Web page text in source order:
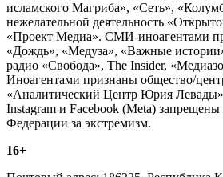
исламского Магриба», «Сеть»,
нежелательной деятельность
«Проект Медиа». СМИ-иноагентами
«Дождь», «Медуза», «Важные
радио «Свобода», The Insider,
Иноагентами признаны общество/
«Аналитический Центр Юрия
Instagram и Facebook (Metа) запрещены
Федерации за экстремизм.
16+